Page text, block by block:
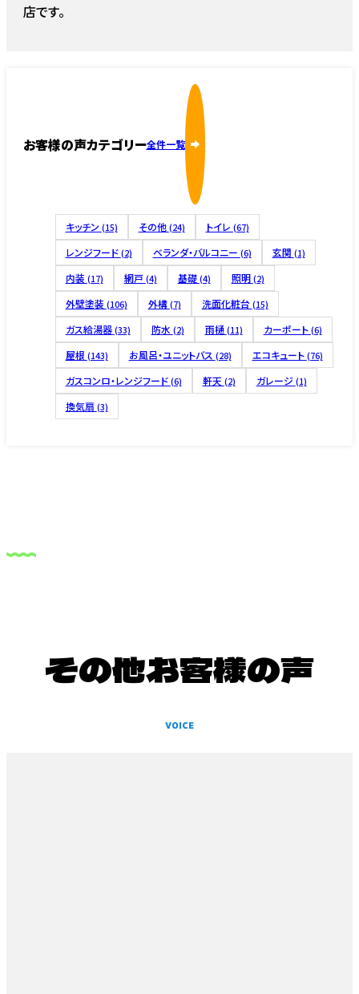
店です。
お客様の声カテゴリー全件一覧
キッチン (15) その他 (24) トイレ (67)
レンジフード (2) ベランダ・バルコニー (6) 玄関 (1)
内装 (17) 網戸 (4) 基礎 (4) 照明 (2)
外壁塗装 (106) 外構 (7) 洗面化粧台 (15)
ガス給湯器 (33) 防水 (2) 雨樋 (11) カーポート (6)
屋根 (143) お風呂・ユニットバス (28) エコキュート (76)
ガスコンロ・レンジフード (6) 軒天 (2) ガレージ (1)
換気扇 (3)
その他お客様の声
VOICE